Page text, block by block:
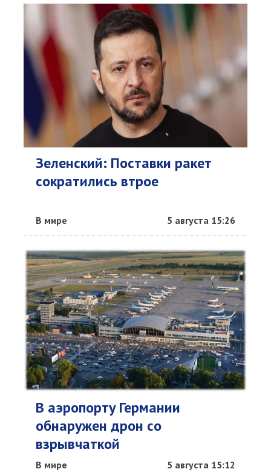
Зеленский: Поставки ракет
сократились втрое
В мире 5 августа 15:26
В аэропорту Германии
обнаружен дрон со
взрывчаткой
В мире 5 августа 15:12